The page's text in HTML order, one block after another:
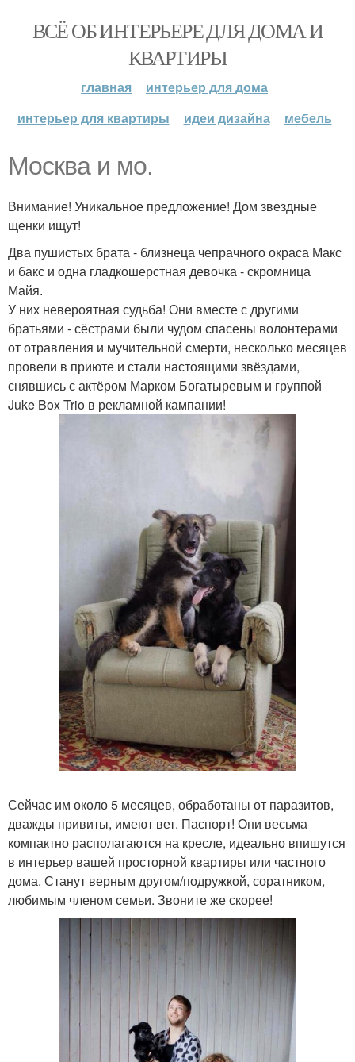
ВСЁ ОБ ИНТЕРЬЕРЕ ДЛЯ ДОМА И
КВАРТИРЫ
главная
интерьер для дома
интерьер для квартиры
идеи дизайна мебель
Москва и мо.
Внимание! Уникальное предложение! Дом звездные
щенки ищут!
Два пушистых брата - близнеца чепрачного окраса Макс
и бакс и одна гладкошерстная девочка - скромница
Майя.
У них невероятная судьба! Они вместе с другими
братьями - сёстрами были чудом спасены волонтерами
от отравления и мучительной смерти, несколько месяцев
провели в приюте и стали настоящими звёздами,
снявшись с актёром Марком Богатыревым и группой
Juke Box Trio в рекламной кампании!
Сейчас им около 5 месяцев, обработаны от паразитов,
дважды привиты, имеют вет. Паспорт! Они весьма
компактно располагаются на кресле, идеально впишутся
в интерьер вашей просторной квартиры или частного
дома. Станут верным другом/подружкой, соратником,
любимым членом семьи. Звоните же скорее!